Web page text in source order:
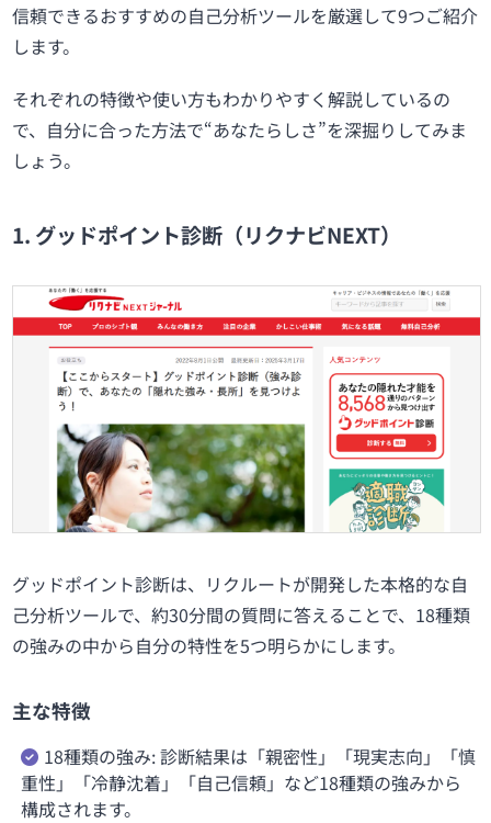
信頼できるおすすめの自己分析ツールを厳選して9つご紹介
します。
それぞれの特徴や使い方もわかりやすく解説しているの
で、自分に合った方法で“あなたらしさ”を深掘りしてみま
しょう。
1. グッドポイント診断（リクナビNEXT）
グッドポイント診断は、リクルートが開発した本格的な自
己分析ツールで、約30分間の質問に答えることで、18種類
の強みの中から自分の特性を5つ明らかにします。
主な特徴
18種類の強み: 診断結果は「親密性」「現実志向」「慎
重性」「冷静沈着」「自己信頼」など18種類の強みから
構成されます。